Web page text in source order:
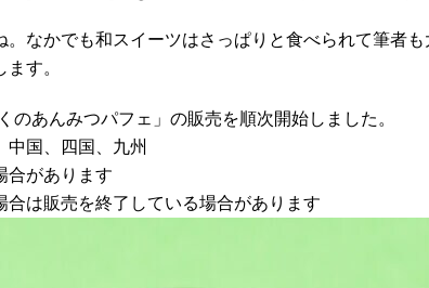
なかでも和スイーツはさっぱりと食べられて筆者
す。
のあんみつパフェ」の販売を順次開始しました。
中国、四国、九州
合があります
は販売を終了している場合があります